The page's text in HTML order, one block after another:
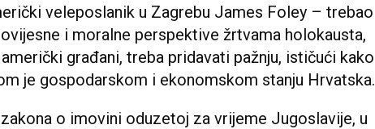
veleposlanik u Zagrebu James Foley – trebao
i moralne perspektive žrtvama holokausta,
građani, treba pridavati pažnju, ističući kako
je gospodarskom i ekonomskom stanju Hrvatska.
o imovini oduzetoj za vrijeme Jugoslavije, u